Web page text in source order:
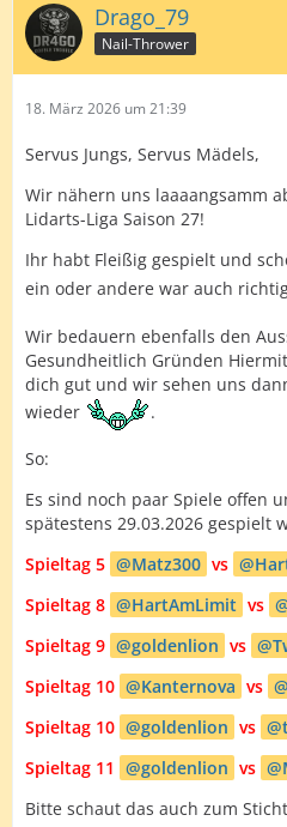
Drago_79
Nail-Thrower
18. März 2026 um 21:39
Servus Jungs, Servus Mädels,
Wir nähern uns laaaangsamm
Lidarts-Liga Saison 27!
Ihr habt Fleißig gespielt und
ein oder andere war auch
Wir bedauern ebenfalls den
Gesundheitlich Gründen
dich gut und wir sehen uns
wieder
.
So:
Es sind noch paar Spiele offen
spätestens 29.03.2026 gespielt
Spieltag 5
Matz300 vs
Spieltag 8
HartAmLimit vs
Spieltag 9
goldenlion vs
Spieltag 10
Kanternova vs
Spieltag 10
goldenlion vs
Spieltag 11
goldenlion vs
Bitte schaut das auch zum